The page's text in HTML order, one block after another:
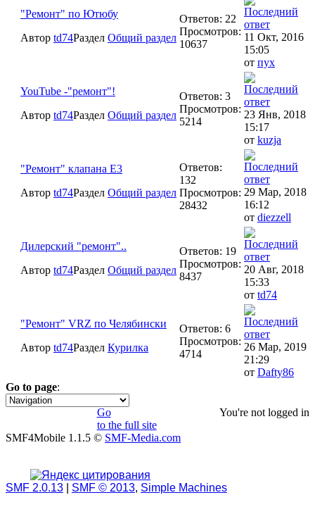
"Ремонт" по Ютюбу
Автор td74Раздел Общий раздел
Ответов: 22
Просмотров:
10637
11 Окт, 2016
15:05
от пух
YouTube -"ремонт"!
Автор td74Раздел Общий раздел
Ответов: 3
Просмотров:
5214
23 Янв, 2018
15:17
от kuzja
"Ремонт" клапана E3
Автор td74Раздел Общий раздел
Ответов:
132
Просмотров:
28432
29 Мар, 2018
16:12
от diezzell
Дилерский "ремонт"..
Автор td74Раздел Общий раздел
Ответов: 19
Просмотров:
8437
20 Авг, 2018
15:33
от td74
"Ремонт" VRZ по Челябински
Автор td74Раздел Курилка
Ответов: 6
Просмотров:
4714
26 Мар, 2019
21:29
от Dafty86
Go to page:
1
You're not logged in
Go
to the full site
SMF4Mobile 1.1.5 © SMF-Media.com
SMF 2.0.13 SMF © 2013, Simple Machines